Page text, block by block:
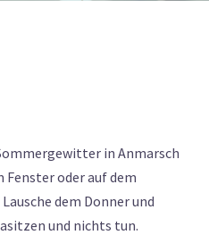
in Anmarsch
Fenster oder auf dem
dem Donner und
und nichts tun.